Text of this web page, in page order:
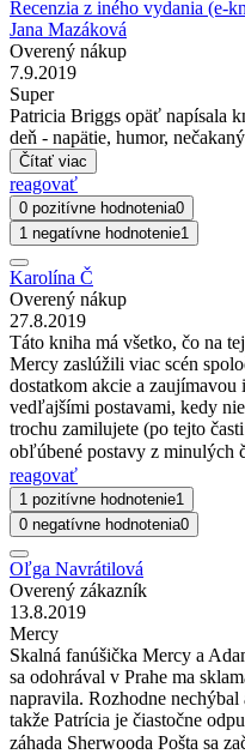
Recenzia z iného vydania (e-
Jana Mazáková
Overený nákup
7.9.2019
Super
Patricia Briggs opäť napísala
deň - napätie, humor,
Čítať viac
reagovať
0 pozitívne hodnotenia0
1 negatívne hodnotenie1
Karolína Č
Overený nákup
27.8.2019
Táto kniha má všetko, čo na
Mercy zaslúžili viac scén
dostatkom akcie a
vedľajšími postavami, kedy
trochu zamilujete (po tejto
obľúbené postavy z minulých
reagovať
1 pozitívne hodnotenie1
0 negatívne hodnotenia0
Oľga Navrátilová
Overený zákazník
13.8.2019
Mercy
Skalná fanúšička Mercy a
sa odohrával v Prahe ma
napravila. Rozhodne nechýbal
takže Patrícia je čiastočne
záhada Sherwooda Pošta sa